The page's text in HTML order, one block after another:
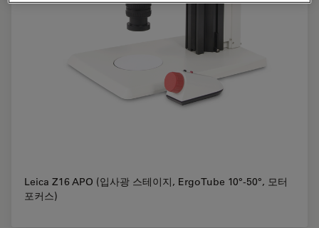
Leica Z16 APO (입사광 스테이지, ErgoTube 10°-50°, 모터
포커스)